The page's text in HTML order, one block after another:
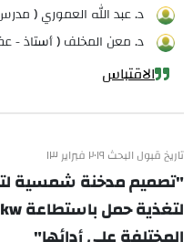
د. عبد الله العموري (
د. معن المخلف ( أستاذ -
الاقتباس
تاريخ قبول البحث ٢٠١٩ فبراير ١٣
"تصميم مدخنة شمسية